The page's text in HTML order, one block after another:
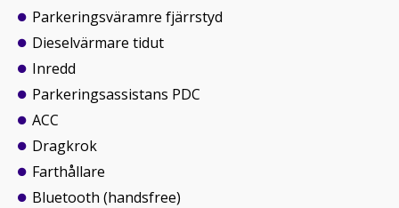
Parkeringsväramre fjärrstyd
Dieselvärmare tidut
Inredd
Parkeringsassistans PDC
ACC
Dragkrok
Farthållare
Bluetooth (handsfree)